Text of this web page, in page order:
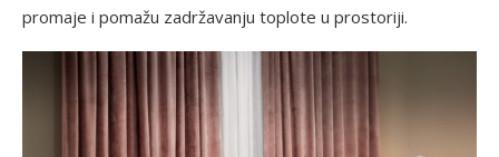
promaje i pomažu zadržavanju toplote u prostoriji.